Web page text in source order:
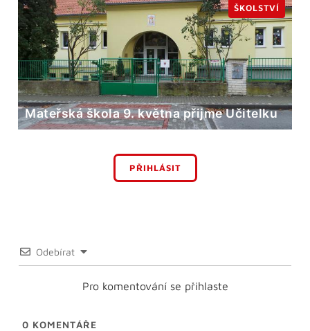
Mateřská škola 9. května přijme Učitelku
ŠKOLSTVÍ
PŘIHLÁSIT
Odebírat
Pro komentování se přihlaste
0 KOMENTÁŘE